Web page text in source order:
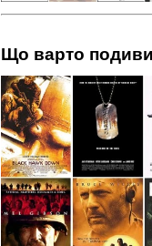
Що варто